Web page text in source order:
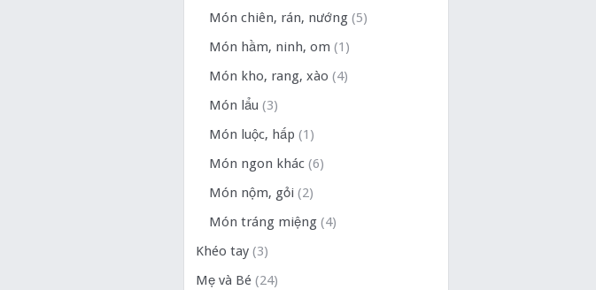
Món chiên, rán, nướng (5)
Món hầm, ninh, om (1)
Món kho, rang, xào (4)
Món lẩu (3)
Món luộc, hấp (1)
Món ngon khác (6)
Món nộm, gỏi (2)
Món tráng miệng (4)
Khéo tay (3)
Mẹ và Bé (24)